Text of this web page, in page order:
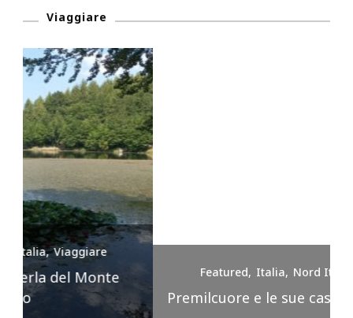
Viaggiare
Featured Nord Italia Viaggiare
Premilcuore e le sue cascate spettacolari